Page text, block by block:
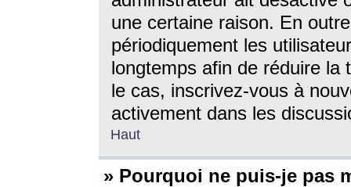
une certaine raison. En
périodiquement les
longtemps afin de réduire la
le cas, inscrivez-vous à
activement dans les
Haut
» Pourquoi ne puis-je pas